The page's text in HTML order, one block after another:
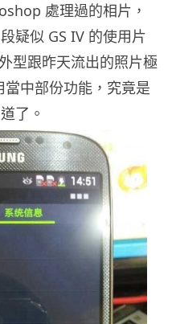
處理過的相片，
疑似 GS IV 的使用片
型跟昨天流出的照片極
中部份功能，究竟是
了。